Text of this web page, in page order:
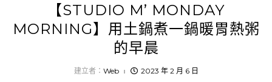
【STUDIO M’ MONDAY
MORNING】用土鍋煮一鍋暖胃熱粥
的早晨
建立者： Web 2023 年 2 月 6 日